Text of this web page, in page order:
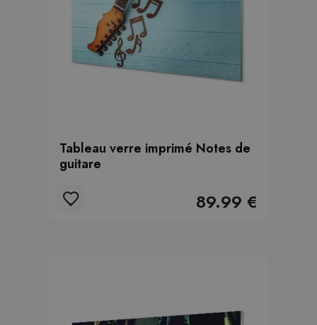
Tableau verre imprimé Notes de
guitare
89.99 €